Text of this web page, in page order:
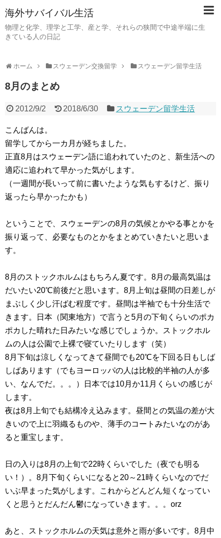
海外サバイバル生活
物理と化学、理学と工学、産と学、それらの狭間で中途半端に生
きている人の日記
ホーム スウェーデン交換留学 スウェーデン留学生活
8月のまとめ
2012/9/2 2018/6/30 スウェーデン留学生活
こんばんは。
留学してから一カ月が経ちました。
正直8月はスウェーデン語に追われていたのと、新生活への
適応に追われて早かった気がします。
（一週間が長いって前に書いたような気もするけど、振り
返ったら早かったかも）
ということで、スウェーデンの8月の気候とかやる事とかを
振り返って、必要なものとかをまとめていきたいと思いま
す。
8月のストックホルムはもちろん夏です。8月の最高気温は
だいたい20℃前後だと思います。8月上旬は昼間の日差しが
まぶしく少し汗ばむ程度です。昼間は半袖でも十分生活で
きます。日本（関東地方）で言うと5月の下旬くらいのポカ
ポカした晴れた日みたいな感じでしょうか。ストックホル
ムの人は公園で上裸で寝ていたりします（笑）
8月下旬は涼しくなってきて昼間でも20℃を下回る日もしば
しばあります（でもヨーロッパの人は比較的半袖の人が多
い、なんでだ。。。）日本では10月か11月くらいの感じが
します。
夜は8月上旬でも結構冷え込みます。昼間との気温の差が大
きいので上に羽織るものや、薄手のコートみたいなのがあ
ると重宝します。
日の入りは8月の上旬で22時くらいでした（夜でも明る
い！）。8月下旬くらいになると20～21時くらいなのでだ
いぶ早まった気がします。これからどんどん短くなってい
くと思うとだんだん鬱になっていきます。。。orz
あと、ストックホルムの天気は意外と雨が多いです。8月中